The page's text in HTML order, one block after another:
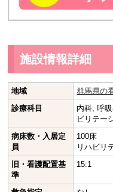
施設情報詳細
地域
群馬県の
診療科目
内科, 呼
ビリテー
病床数・入居定
員
100床
リハビリ
旧・看護配置基
準
15:1